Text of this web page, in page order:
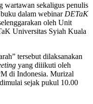
wartawan sekaligus penulis
dalam webinar DETaK
oleh Unit
Universitas Syiah Kuala
tersebut dilaksanakan
yang diiikuti oleh
di Indonesia. Murizal
sejak pukul 10.00